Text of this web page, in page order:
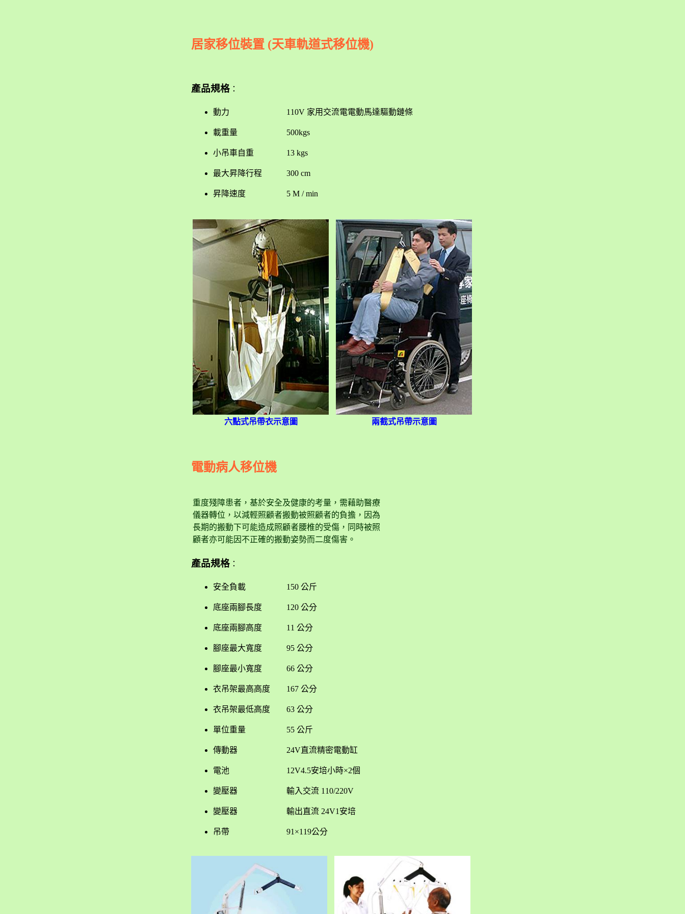
居家移位裝置 (天車軌道式移位機)
產品規格 ：
動力 110V 家用交流電電動馬達驅動鏈條
載重量 500kgs
小吊車自重 13 kgs
最大昇降行程 300 cm
昇降速度 5 M / min
六點式吊帶衣示意圖 兩截式吊帶示意圖
電動病人移位機
重度殘障患者，基於安全及健康的考量，需藉助醫療
儀器轉位，以減輕照顧者搬動被照顧者的負擔，因為
長期的搬動下可能造成照顧者腰椎的受傷，同時被照
顧者亦可能因不正確的搬動姿勢而二度傷害。
產品規格 ：
安全負載 150 公斤
底座兩腳長度 120 公分
底座兩腳高度 11 公分
腳座最大寬度 95 公分
腳座最小寬度 66 公分
衣吊架最高高度 167 公分
衣吊架最低高度 63 公分
單位重量 55 公斤
傳動器 24V直流精密電動缸
電池 12V4.5安培小時×2個
變壓器 輸入交流 110/220V
變壓器 輸出直流 24V1安培
吊帶 91×119公分